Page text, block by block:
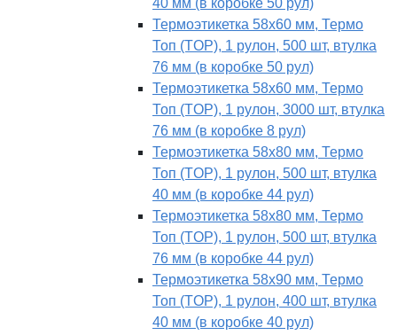
40 мм (в коробке 50 рул)
Термоэтикетка 58х60 мм, Термо
Топ (TOP), 1 рулон, 500 шт, втулка
76 мм (в коробке 50 рул)
Термоэтикетка 58х60 мм, Термо
Топ (TOP), 1 рулон, 3000 шт, втулка
76 мм (в коробке 8 рул)
Термоэтикетка 58х80 мм, Термо
Топ (TOP), 1 рулон, 500 шт, втулка
40 мм (в коробке 44 рул)
Термоэтикетка 58х80 мм, Термо
Топ (TOP), 1 рулон, 500 шт, втулка
76 мм (в коробке 44 рул)
Термоэтикетка 58х90 мм, Термо
Топ (TOP), 1 рулон, 400 шт, втулка
40 мм (в коробке 40 рул)